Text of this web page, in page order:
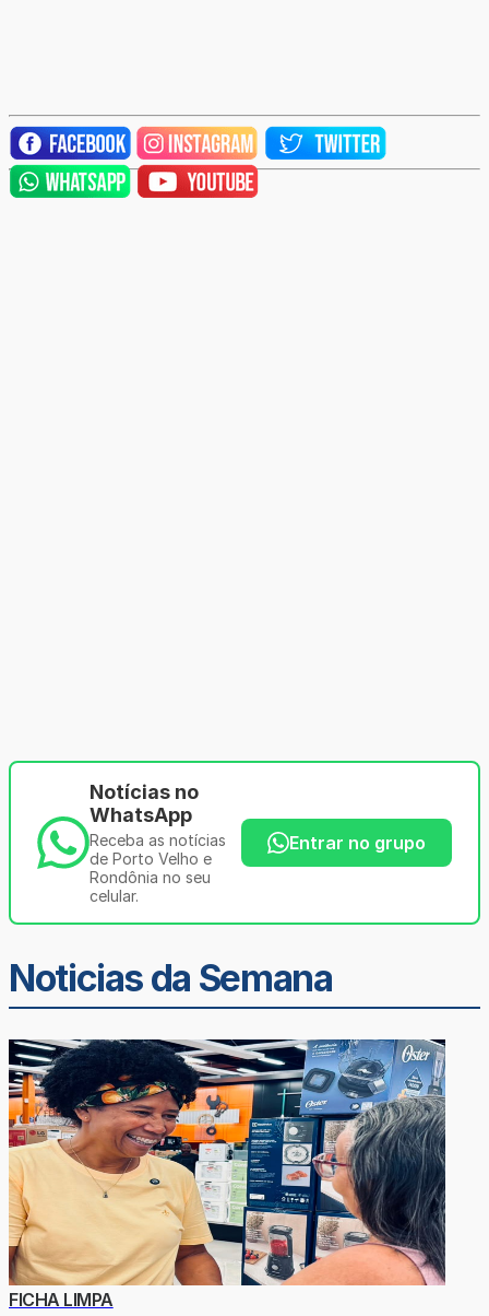
Notícias no
WhatsApp
Receba as notícias
de Porto Velho e
Rondônia no seu
celular.
Entrar no grupo
Noticias da Semana
FICHA LIMPA